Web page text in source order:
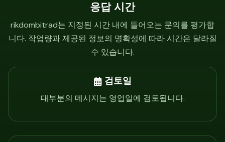
응답 시간
rikdombitrad는 지정된 시간 내에 들어오는 문의를 평가합
니다. 작업량과 제공된 정보의 명확성에 따라 시간은 달라질
수 있습니다.
검토일
대부분의 메시지는 영업일에 검토됩니다.